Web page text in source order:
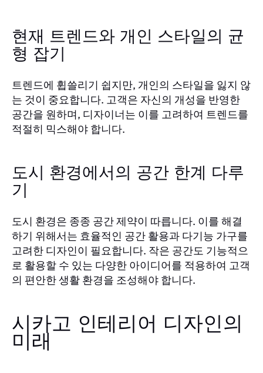
현재 트렌드와 개인 스타일의 균
형 잡기
트렌드에 휩쓸리기 쉽지만, 개인의 스타일을 잃지 않
는 것이 중요합니다. 고객은 자신의 개성을 반영한
공간을 원하며, 디자이너는 이를 고려하여 트렌드를
적절히 믹스해야 합니다.
도시 환경에서의 공간 한계 다루
기
도시 환경은 종종 공간 제약이 따릅니다. 이를 해결
하기 위해서는 효율적인 공간 활용과 다기능 가구를
고려한 디자인이 필요합니다. 작은 공간도 기능적으
로 활용할 수 있는 다양한 아이디어를 적용하여 고객
의 편안한 생활 환경을 조성해야 합니다.
시카고 인테리어 디자인의
미래